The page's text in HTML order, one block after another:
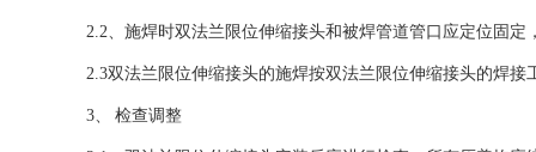
2.2、施焊时双法兰限位伸缩接头和被焊管道管口应定位固定
2.3双法兰限位伸缩接头的施焊按双法兰限位伸缩接头的焊接
3、 检查调整